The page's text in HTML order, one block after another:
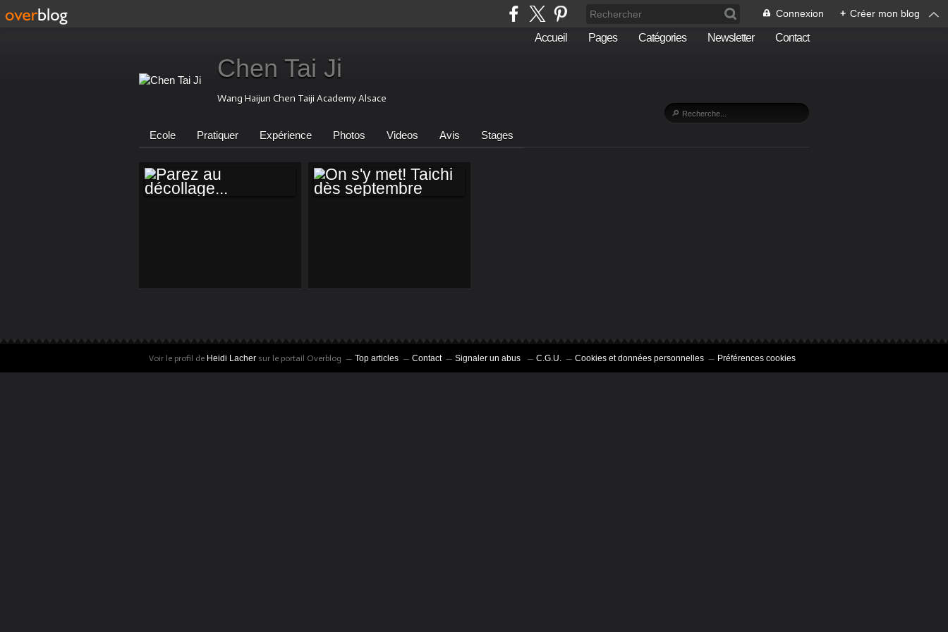
Connexion + Créer mon blog
Accueil Pages Catégories Newsletter Contact
Chen Tai Ji
Wang Haijun Chen Taiji Academy Alsace
Ecole Pratiquer Expérience Photos Videos Avis Stages
Voir le profil de Heidi Lachersur le portail Overblog Top articles Contact Signaler un abus C.G.U. Cookies et données personnelles Préférences cookies